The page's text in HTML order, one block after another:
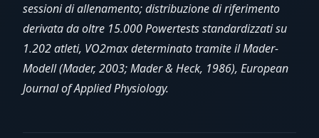
sessioni di allenamento; distribuzione di riferimento
derivata da oltre 15.000 Powertests standardizzati su
1.202 atleti, VO2max determinato tramite il Mader-
Modell (Mader, 2003; Mader & Heck, 1986), European
Journal of Applied Physiology.